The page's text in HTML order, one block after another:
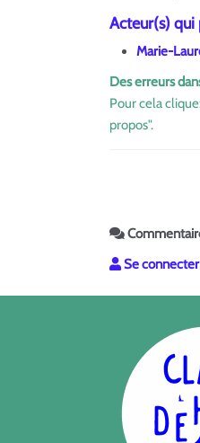
Acteur(s)
Marie-
Des erreurs
Pour cela
propos".
Se